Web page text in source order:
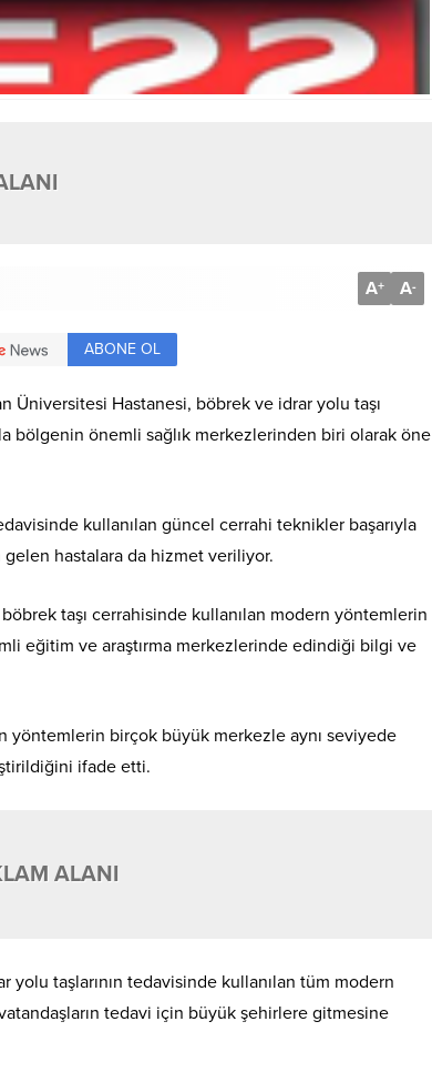
A+ A-
ABONE OL
Üniversitesi Hastanesi, böbrek ve idrar yolu taşı
bölgenin önemli sağlık merkezlerinden biri olarak öne
kullanılan güncel cerrahi teknikler başarıyla
hastalara da hizmet veriliyor.
taşı cerrahisinde kullanılan modern yöntemlerin
eğitim ve araştırma merkezlerinde edindiği bilgi ve
yöntemlerin birçok büyük merkezle aynı seviyede
ifade etti.
ALANI
taşlarının tedavisinde kullanılan tüm modern
tedavi için büyük şehirlere gitmesine